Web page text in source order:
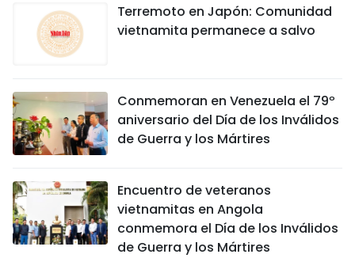
Terremoto en Japón: Comunidad
vietnamita permanece a salvo
Conmemoran en Venezuela el 79º
aniversario del Día de los Inválidos
de Guerra y los Mártires
Encuentro de veteranos
vietnamitas en Angola
conmemora el Día de los Inválidos
de Guerra y los Mártires